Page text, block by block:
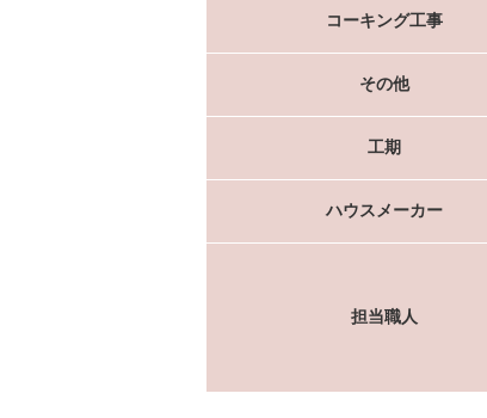
コーキング工事
その他
工期
ハウスメーカー
担当職人